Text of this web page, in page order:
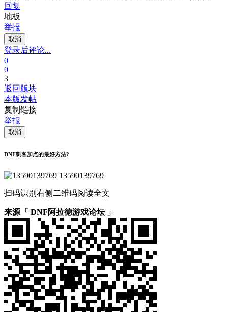
回复
地板
举报
取消
登录后评论...
0
0
3
返回版块
本版发帖
复制链接
举报
取消
DNF刺客加点的最好方法?
13590139769
扫码识别右侧二维码阅读全文
来源「 DNF阿拉德游戏论坛 」